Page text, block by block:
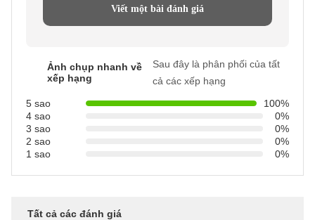
Viết một bài đánh giá
Ảnh chụp nhanh về
xếp hạng
Sau đây là phân phối của tất
cả các xếp hạng
5 sao
100%
4 sao
0%
3 sao
0%
2 sao
0%
1 sao
0%
Tất cả các đánh giá